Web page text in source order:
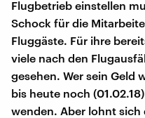
Flugbetrieb einstellen
Schock für die
Fluggäste. Für ihre
viele nach den
gesehen. Wer sein Geld
bis heute noch
wenden. Aber lohnt sich